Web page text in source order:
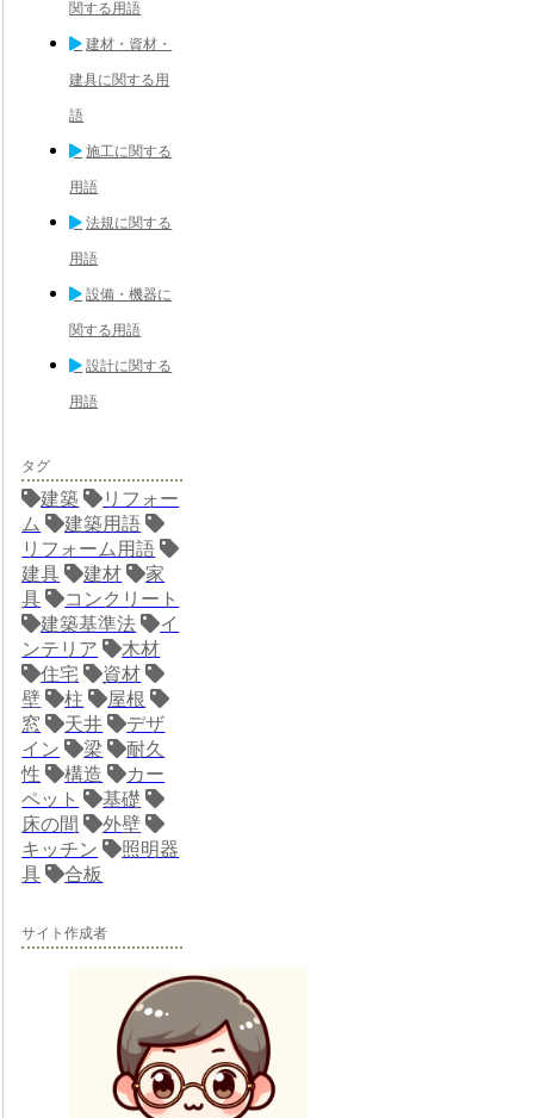
関する用語
建材・資材・
建具に関する用
語
施工に関する
用語
法規に関する
用語
設備・機器に
関する用語
設計に関する
用語
タグ
建築
リフォー
ム
建築用語
リフォーム用語
建具
建材
家
具
コンクリート
建築基準法
イ
ンテリア
木材
住宅
資材
壁
柱
屋根
窓
天井
デザ
イン
梁
耐久
性
構造
カー
ペット
基礎
床の間
外壁
キッチン
照明器
具
合板
サイト作成者